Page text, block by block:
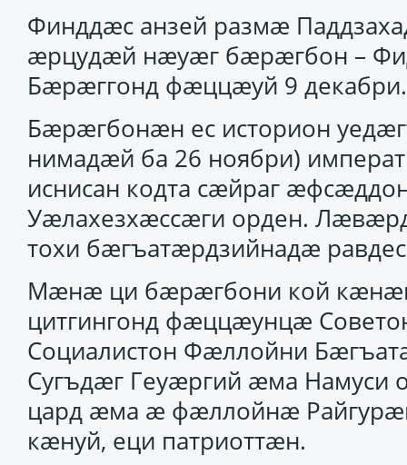
Финддӕс анзей размӕ
ӕрцудӕй нӕуӕг бӕрӕгбон –
Бӕрӕггонд фӕццӕуй 9 декабри.
Бӕрӕгбонӕн ес историон
нимадӕй ба 26 ноябри)
иснисан кодта сӕйраг
Уӕлахезхӕссӕги орден.
тохи бӕгъатӕрдзийнадӕ
Мӕнӕ ци бӕрӕгбони кой
цитгингонд фӕццӕунцӕ
Социалистон Фӕллойни
Сугъдӕг Геуӕргий ӕма Намуси
цард ӕма ӕ фӕллойнӕ
кӕнуй, еци патриоттӕн.